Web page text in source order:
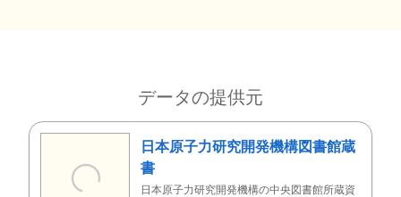
データの提供元
日本原子力研究開発機構図書館蔵
書
日本原子力研究開発機構の中央図書館所蔵資